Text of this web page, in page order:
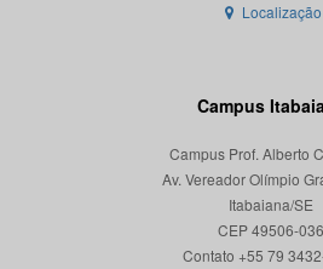
Localização
Campus
Campus Prof. Alberto
Av. Vereador Olímpio
Itabaiana/SE
CEP 49506-036